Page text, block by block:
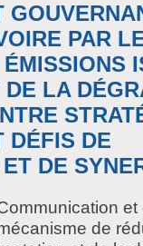
PAR
LA
DÉFIS DE
DE
de